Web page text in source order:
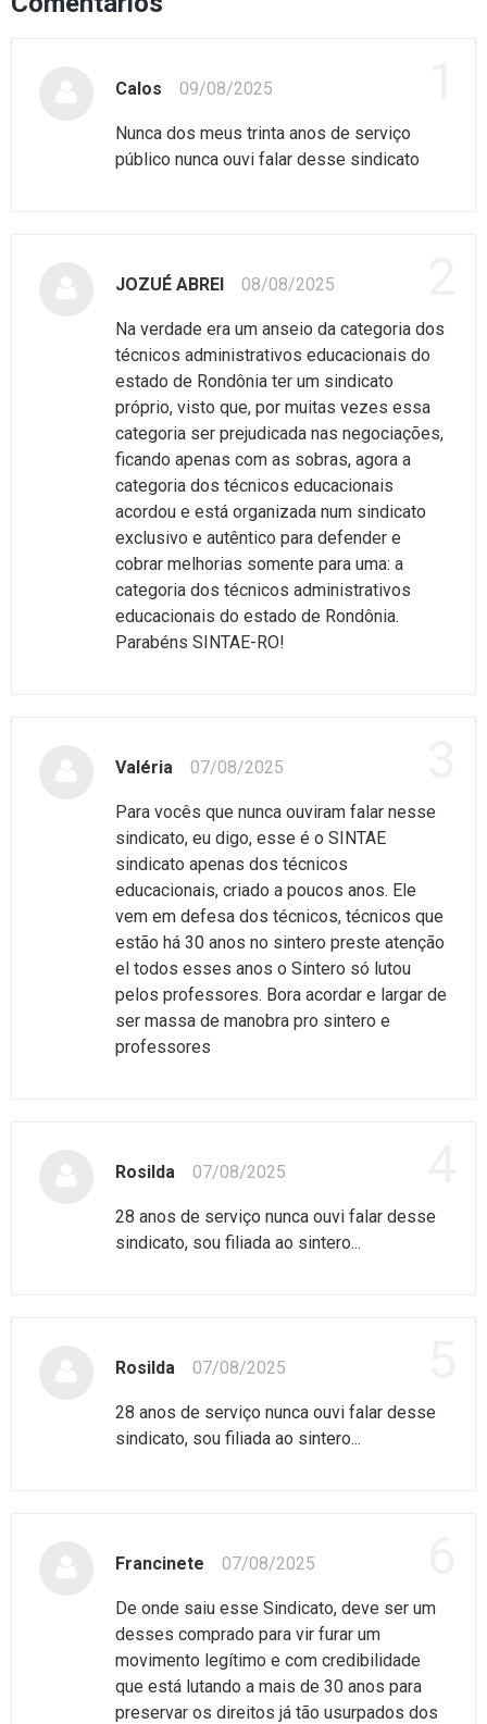
Calos 09/08/2025
Nunca dos meus trinta anos de serviço
público nunca ouvi falar desse sindicato
JOZUÉ ABREI 08/08/2025
Na verdade era um anseio da categoria dos
técnicos administrativos educacionais do
estado de Rondônia ter um sindicato
próprio, visto que, por muitas vezes essa
categoria ser prejudicada nas negociações,
ficando apenas com as sobras, agora a
categoria dos técnicos educacionais
acordou e está organizada num sindicato
exclusivo e autêntico para defender e
cobrar melhorias somente para uma: a
categoria dos técnicos administrativos
educacionais do estado de Rondônia.
Parabéns SINTAE-RO!
Valéria 07/08/2025
Para vocês que nunca ouviram falar nesse
sindicato, eu digo, esse é o SINTAE
sindicato apenas dos técnicos
educacionais, criado a poucos anos. Ele
vem em defesa dos técnicos, técnicos que
estão há 30 anos no sintero preste atenção
el todos esses anos o Sintero só lutou
pelos professores. Bora acordar e largar de
ser massa de manobra pro sintero e
professores
Rosilda 07/08/2025
28 anos de serviço nunca ouvi falar desse
sindicato, sou filiada ao sintero...
Rosilda 07/08/2025
28 anos de serviço nunca ouvi falar desse
sindicato, sou filiada ao sintero...
Francinete 07/08/2025
De onde saiu esse Sindicato, deve ser um
desses comprado para vir furar um
movimento legítimo e com credibilidade
que está lutando a mais de 30 anos para
preservar os direitos já tão usurpados dos